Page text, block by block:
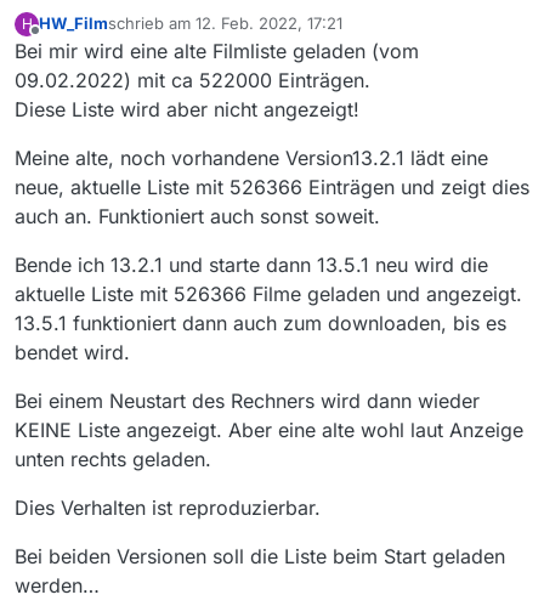
H
Offline
HW_Filmschrieb am 12. Feb. 2022, 17:21
zuletzt editiert von
Bei mir wird eine alte Filmliste geladen (vom
09.02.2022) mit ca 522000 Einträgen.
Diese Liste wird aber nicht angezeigt!
Meine alte, noch vorhandene Version13.2.1 lädt eine
neue, aktuelle Liste mit 526366 Einträgen und zeigt dies
auch an. Funktioniert auch sonst soweit.
Bende ich 13.2.1 und starte dann 13.5.1 neu wird die
aktuelle Liste mit 526366 Filme geladen und angezeigt.
13.5.1 funktioniert dann auch zum downloaden, bis es
bendet wird.
Bei einem Neustart des Rechners wird dann wieder
KEINE Liste angezeigt. Aber eine alte wohl laut Anzeige
unten rechts geladen.
Dies Verhalten ist reproduzierbar.
Bei beiden Versionen soll die Liste beim Start geladen
werden…